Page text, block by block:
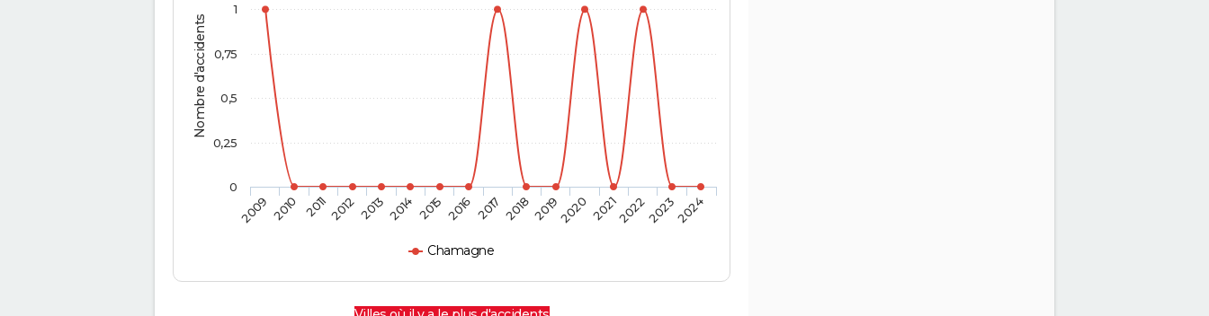
Nombre d'accidents
Chamagne
2009 2010 20112012 2013 2014 2015 2016 2017 201820192020 2021202220232024
0
0,25
0,5
0,75
1